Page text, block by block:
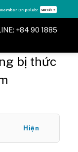
Drip Membership. Xem ngay ➝
+84 90 1885
bị thức
Hiện